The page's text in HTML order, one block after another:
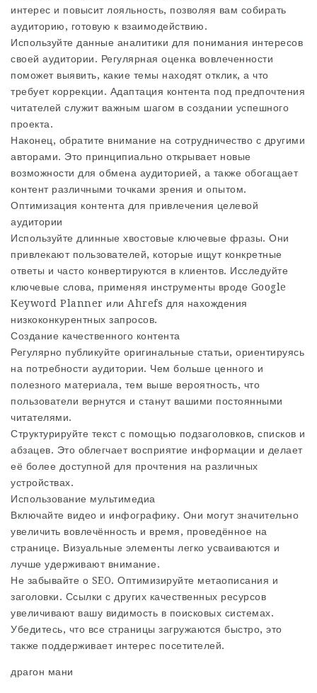
интерес и повысит лояльность, позволяя вам собирать
аудиторию, готовую к взаимодействию.
Используйте данные аналитики для понимания интересов
своей аудитории. Регулярная оценка вовлеченности
поможет выявить, какие темы находят отклик, а что
требует коррекции. Адаптация контента под предпочтения
читателей служит важным шагом в создании успешного
проекта.
Наконец, обратите внимание на сотрудничество с другими
авторами. Это принципиально открывает новые
возможности для обмена аудиторией, а также обогащает
контент различными точками зрения и опытом.
Оптимизация контента для привлечения целевой
аудитории
Используйте длинные хвостовые ключевые фразы. Они
привлекают пользователей, которые ищут конкретные
ответы и часто конвертируются в клиентов. Исследуйте
ключевые слова, применяя инструменты вроде Google
Keyword Planner или Ahrefs для нахождения
низкоконкурентных запросов.
Создание качественного контента
Регулярно публикуйте оригинальные статьи, ориентируясь
на потребности аудитории. Чем больше ценного и
полезного материала, тем выше вероятность, что
пользователи вернутся и станут вашими постоянными
читателями.
Структурируйте текст с помощью подзаголовков, списков и
абзацев. Это облегчает восприятие информации и делает
её более доступной для прочтения на различных
устройствах.
Использование мультимедиа
Включайте видео и инфографику. Они могут значительно
увеличить вовлечённость и время, проведённое на
странице. Визуальные элементы легко усваиваются и
лучше удерживают внимание.
Не забывайте о SEO. Оптимизируйте метаописания и
заголовки. Ссылки с других качественных ресурсов
увеличивают вашу видимость в поисковых системах.
Убедитесь, что все страницы загружаются быстро, это
также поддерживает интерес посетителей.
драгон мани